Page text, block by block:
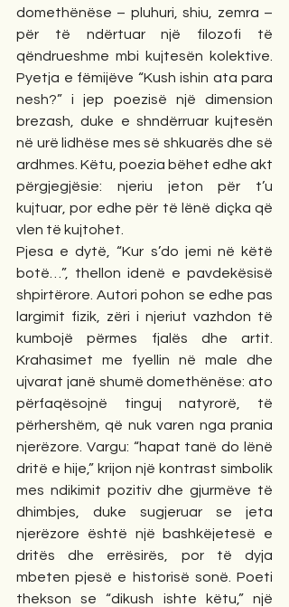
domethënëse – pluhuri, shiu, zemra –
për të ndërtuar një filozofi të
qëndrueshme mbi kujtesën kolektive.
Pyetja e fëmijëve “Kush ishin ata para
nesh?” i jep poezisë një dimension
brezash, duke e shndërruar kujtesën
në urë lidhëse mes së shkuarës dhe së
ardhmes. Këtu, poezia bëhet edhe akt
përgjegjësie: njeriu jeton për t’u
kujtuar, por edhe për të lënë diçka që
vlen të kujtohet.
Pjesa e dytë, “Kur s’do jemi në këtë
botë…”, thellon idenë e pavdekësisë
shpirtërore. Autori pohon se edhe pas
largimit fizik, zëri i njeriut vazhdon të
kumbojë përmes fjalës dhe artit.
Krahasimet me fyellin në male dhe
ujvarat janë shumë domethënëse: ato
përfaqësojnë tinguj natyrorë, të
përhershëm, që nuk varen nga prania
njerëzore. Vargu: “hapat tanë do lënë
dritë e hije,” krijon një kontrast simbolik
mes ndikimit pozitiv dhe gjurmëve të
dhimbjes, duke sugjeruar se jeta
njerëzore është një bashkëjetesë e
dritës dhe errësirës, por të dyja
mbeten pjesë e historisë sonë. Poeti
thekson se “dikush ishte këtu,” një